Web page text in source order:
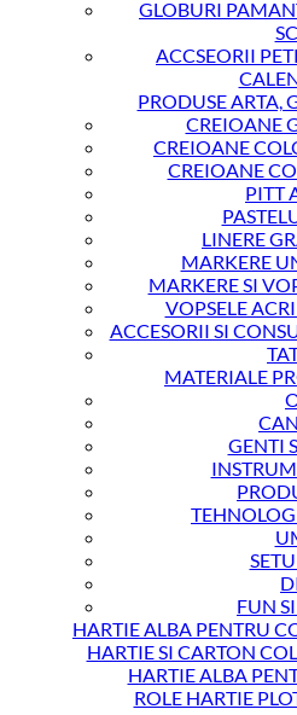
GLOBURI
ACCSEORII
PRODUSE ARTA,
CREIOANE
CREIOANE
CREIOANE
PITT
LINERE
MARKERE
MARKERE SI
VOPSELE
ACCESORII SI
MATERIALE
GENTI
FUN
HARTIE ALBA PENTRU
HARTIE SI CARTON
HARTIE ALBA
ROLE HARTIE